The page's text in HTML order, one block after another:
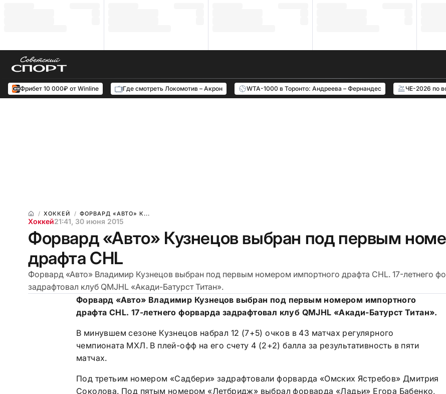
Фрибет 10 000₽ от Winline Где смотреть Локомотив – Акрон WTA-1000 в Торонто: Андреева – Фернандес ЧЕ-2026 по
ХОККЕЙ ФОРВАРД «АВТО» К...
Хоккей21:41, 30 июня 2015
Форвард «Авто» Кузнецов выбран под первым
драфта CHL
Форвард «Авто» Владимир Кузнецов выбран под первым номером импортного драфта CHL. 17-летнего
задрафтовал клуб QMJHL «Акади-Батурст Титан».
Форвард «Авто» Владимир Кузнецов выбран под первым номером импортного
драфта CHL. 17-летнего форварда задрафтовал клуб QMJHL «Акади-Батурст Титан».
В минувшем сезоне Кузнецов набрал 12 (7+5) очков в 43 матчах регулярного
чемпионата МХЛ. В плей-офф на его счету 4 (2+2) балла за результативность в пяти
матчах.
Под третьим номером «Садбери» задрафтовали форварда «Омских Ястребов» Дмитрия
Соколова. Под пятым номером «Летбридж» выбрал форварда «Ладьи» Егора Бабенко,